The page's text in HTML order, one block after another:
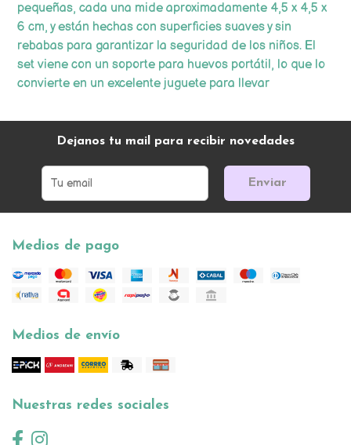
pequeñas, cada una mide aproximadamente 4,5 x 4,5 x
6 cm, y están hechas con superficies suaves y sin
rebabas para garantizar la seguridad de los niños. El
set viene con un soporte para huevos portátil, lo que lo
convierte en un excelente juguete para llevar
Dejanos tu mail para recibir novedades
Enviar
Medios de pago
Medios de envío
Nuestras redes sociales